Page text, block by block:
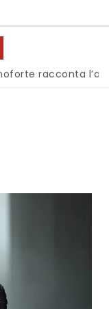
racconta l’anima